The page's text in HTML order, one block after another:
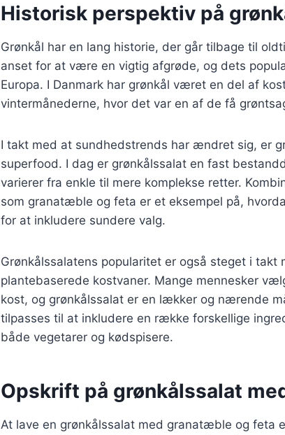
Historisk perspektiv på
Grønkål har en lang historie, der går tilbage til
anset for at være en vigtig afgrøde, og dets
Europa. I Danmark har grønkål været en del af
vintermånederne, hvor det var en af de få
I takt med at sundhedstrends har ændret sig, er
superfood. I dag er grønkålssalat en fast
varierer fra enkle til mere komplekse retter.
som granatæble og feta er et eksempel på,
for at inkludere sundere valg.
Grønkålssalatens popularitet er også steget i
plantebaserede kostvaner. Mange mennesker
kost, og grønkålssalat er en lækker og nærende
tilpasses til at inkludere en række forskellige
både vegetarer og kødspisere.
Opskrift på grønkålssalat
At lave en grønkålssalat med granatæble og feta